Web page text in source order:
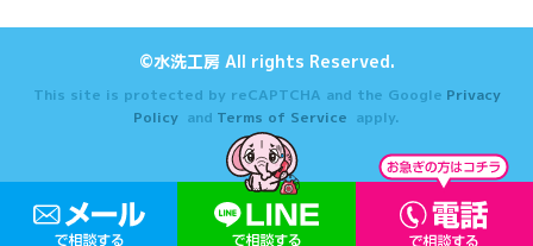
©水洗工房 All rights Reserved.
This site is protected by reCAPTCHA and the Google Privacy
Policy and Terms of Service apply.